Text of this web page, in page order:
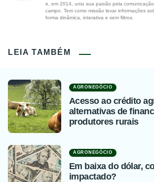
e, em 2014, uniu sua paixão pela
campo. Tem como missão levar informações
forma dinâmica, interativa e sem filtros.
LEIA TAMBÉM
AGRONEGÓCIO
Acesso ao crédito
alternativas de
produtores rurais
AGRONEGÓCIO
Em baixa do dólar,
impactado?